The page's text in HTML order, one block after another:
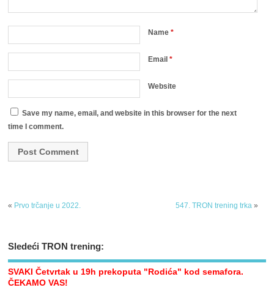
Name*
Email*
Website
Save my name, email, and website in this browser for the next
time I comment.
« Prvo trčanje u 2022. 547. TRON trening trka»
Sledeći TRON trening:
SVAKI Četvrtak u 19h prekoputa "Rodića" kod semafora.
ČEKAMO VAS!